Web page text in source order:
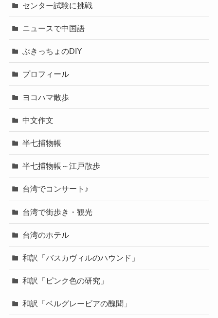
センター試験に挑戦
ニュースで中国語
ぶきっちょのDIY
プロフィール
ヨコハマ散歩
中文作文
半七捕物帳
半七捕物帳～江戸散歩
台湾でコンサート♪
台湾で街歩き・観光
台湾のホテル
和訳「バスカヴィルのハウンド」
和訳「ピンク色の研究」
和訳「ベルグレービアの醜聞」